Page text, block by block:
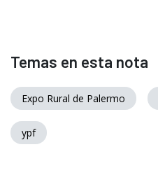
Temas en esta nota
Expo Rural de Palermo
ypf